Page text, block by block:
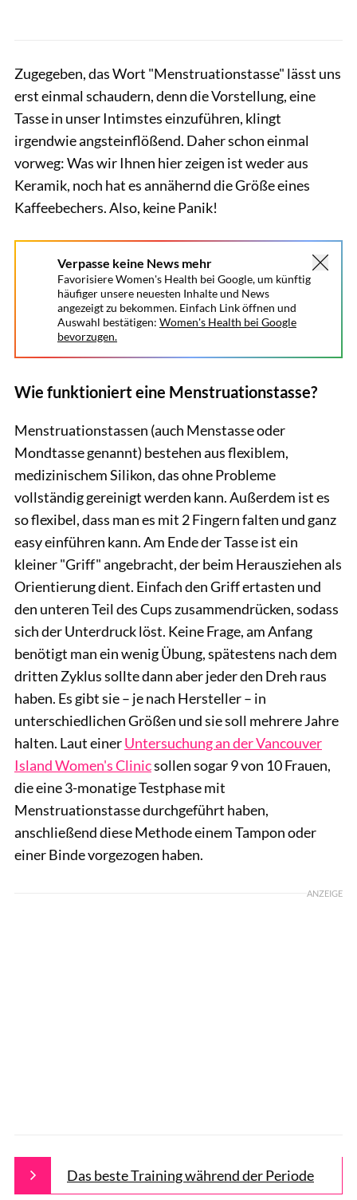
Zugegeben, das Wort "Menstruationstasse" lässt uns
erst einmal schaudern, denn die Vorstellung, eine
Tasse in unser Intimstes einzuführen, klingt
irgendwie angsteinflößend. Daher schon einmal
vorweg: Was wir Ihnen hier zeigen ist weder aus
Keramik, noch hat es annähernd die Größe eines
Kaffeebechers. Also, keine Panik!
Verpasse keine News mehr
Favorisiere Women's Health bei Google, um künftig
häufiger unsere neuesten Inhalte und News
angezeigt zu bekommen. Einfach Link öffnen und
Auswahl bestätigen: Women's Health bei Google
bevorzugen.
Wie funktioniert eine Menstruationstasse?
Menstruationstassen (auch Menstasse oder
Mondtasse genannt) bestehen aus flexiblem,
medizinischem Silikon, das ohne Probleme
vollständig gereinigt werden kann. Außerdem ist es
so flexibel, dass man es mit 2 Fingern falten und ganz
easy einführen kann. Am Ende der Tasse ist ein
kleiner "Griff" angebracht, der beim Herausziehen als
Orientierung dient. Einfach den Griff ertasten und
den unteren Teil des Cups zusammendrücken, sodass
sich der Unterdruck löst. Keine Frage, am Anfang
benötigt man ein wenig Übung, spätestens nach dem
dritten Zyklus sollte dann aber jeder den Dreh raus
haben. Es gibt sie – je nach Hersteller – in
unterschiedlichen Größen und sie soll mehrere Jahre
halten. Laut einerUntersuchung an der Vancouver
Island Women's Clinicsollen sogar 9 von 10 Frauen,
die eine 3-monatige Testphase mit
Menstruationstasse durchgeführt haben,
anschließend diese Methode einem Tampon oder
einer Binde vorgezogen haben.
ANZEIGE
Das beste Training während der Periode